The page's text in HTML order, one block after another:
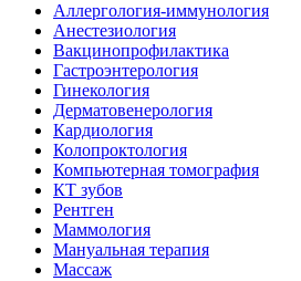
Аллергология-иммунология
Анестезиология
Вакцинопрофилактика
Гастроэнтерология
Гинекология
Дерматовенерология
Кардиология
Колопроктология
Компьютерная томография
КТ зубов
Рентген
Маммология
Мануальная терапия
Массаж